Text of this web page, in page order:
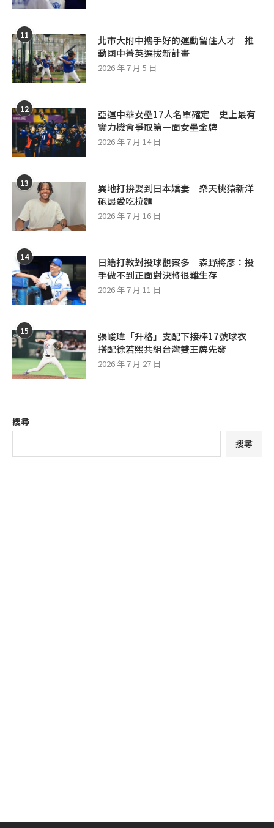
11
北市大附中攜手好的運動留住人才 推
動國中菁英選拔新計畫
2026 年 7 月 5 日
12
亞運中華女壘17人名單確定 史上最有
實力機會爭取第一面女壘金牌
2026 年 7 月 14 日
13
異地打拚娶到日本嬌妻 樂天桃猿新洋
砲最愛吃拉麵
2026 年 7 月 16 日
14
日籍打教對投球觀察多 森野將彥：投
手做不到正面對決將很難生存
2026 年 7 月 11 日
15
張峻瑋「升格」支配下接棒17號球衣
搭配徐若熙共組台灣雙王牌先發
2026 年 7 月 27 日
搜尋
搜尋